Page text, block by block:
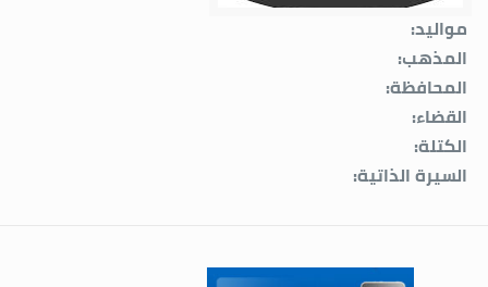
مواليد:
المذهب:
المحافظة:
القضاء:
الكتلة:
السيرة الذاتية: